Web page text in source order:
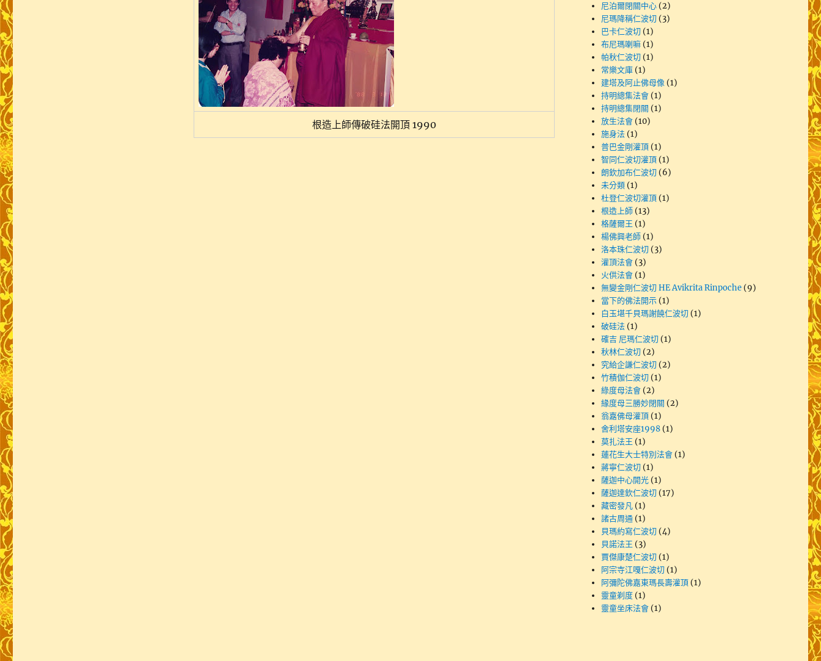
根造上師傳破硅法開頂 1990
尼泊爾閉關中心 (2)
尼瑪降稱仁波切 (3)
巴卡仁波切 (1)
布尼瑪喇嘛 (1)
帕秋仁波切 (1)
常樂文庫 (1)
建塔及阿止佛母像 (1)
持明總集法會 (1)
持明總集閉關 (1)
放生法會 (10)
施身法 (1)
普巴金剛灌頂 (1)
智同仁波切灌頂 (1)
朗欽加布仁波切 (6)
未分類 (1)
杜登仁波切灌頂 (1)
根造上師 (13)
格薩爾王 (1)
楊佛興老師 (1)
洛本珠仁波切 (3)
灌頂法會 (3)
火供法會 (1)
無變金剛仁波切 HE Avikrita Rinpoche (9)
當下的佛法開示 (1)
白玉堪千貝瑪謝饒仁波切 (1)
破硅法 (1)
確吉 尼瑪仁波切 (1)
秋林仁波切 (2)
究給企謙仁波切 (2)
竹積伽仁波切 (1)
綠度母法會 (2)
緣度母三勝妙閉關 (2)
翁嘉佛母灌頂 (1)
舍利塔安座1998 (1)
莫扎法王 (1)
蓮花生大士特別法會 (1)
蔣寧仁波切 (1)
薩迦中心開光 (1)
薩迦達欽仁波切 (17)
藏密發凡 (1)
諸古周通 (1)
貝瑪約寫仁波切 (4)
貝諾法王 (3)
賈傑康楚仁波切 (1)
阿宗寺江嘎仁波切 (1)
阿彌陀佛嘉東瑪長壽灌頂 (1)
靈童剃度 (1)
靈童坐床法會 (1)